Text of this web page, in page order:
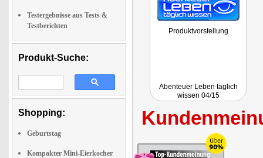
Testergebnisse aus Tests &
Testberichten
Produkt-Suche:
Shopping:
Geburtstag
Kompakter Mini-Eierkocher
Produktvorstellung
Abenteuer Leben täglich
wissen 04/15